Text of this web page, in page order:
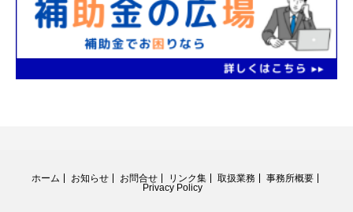
ホーム お知らせ お問合せ リンク集 取扱業務
事務所概要
Privacy Policy